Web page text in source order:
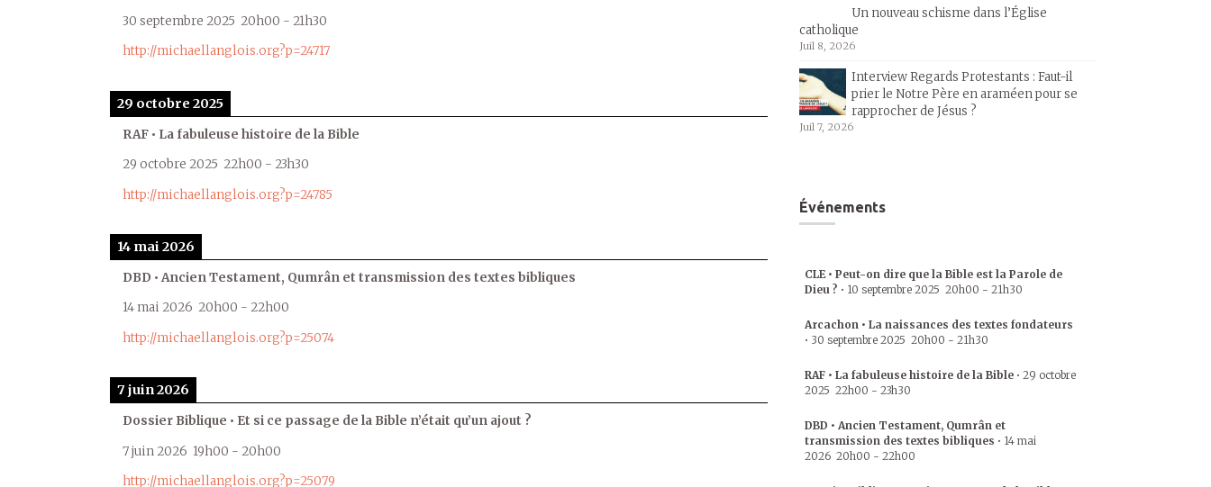
30 septembre 2025 20h00 - 21h30
http://michaellanglois.org?p=24717
29 octobre 2025
RAF • La fabuleuse histoire de la Bible
29 octobre 2025 22h00 - 23h30
http://michaellanglois.org?p=24785
14 mai 2026
DBD • Ancien Testament, Qumrân et transmission des textes bibliques
14 mai 2026 20h00 - 22h00
http://michaellanglois.org?p=25074
7 juin 2026
Dossier Biblique • Et si ce passage de la Bible n’était qu’un ajout ?
7 juin 2026 19h00 - 20h00
http://michaellanglois.org?p=25079
Un nouveau schisme dans l’Église
catholique
Juil 8, 2026
Interview Regards Protestants : Faut-il
prier le Notre Père en araméen pour se
rapprocher de Jésus ?
Juil 7, 2026
Événements
CLE • Peut-on dire que la Bible est la Parole de
Dieu ? • 10 septembre 2025 20h00 - 21h30
Arcachon • La naissances des textes fondateurs
• 30 septembre 2025 20h00 - 21h30
RAF • La fabuleuse histoire de la Bible • 29 octobre
2025 22h00 - 23h30
DBD • Ancien Testament, Qumrân et
transmission des textes bibliques • 14 mai
2026 20h00 - 22h00